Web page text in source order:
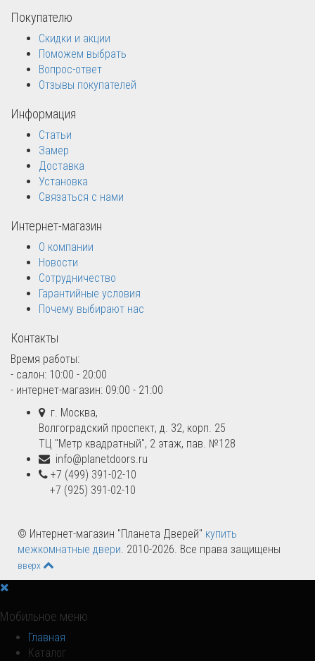
Покупателю
Скидки и акции
Поможем выбрать
Вопрос-ответ
Отзывы покупателей
Информация
Статьи
Замер
Доставка
Установка
Связаться с нами
Интернет-магазин
О компании
Новости
Сотрудничество
Гарантийные условия
Почему выбирают нас
Контакты
Время работы:
- салон: 10:00 - 20:00
- интернет-магазин: 09:00 - 21:00
г. Москва,
Волгоградский проспект, д. 32, корп. 25
ТЦ "Метр квадратный", 2 этаж, пав. №128
info@planetdoors.ru
+7 (499) 391-02-10
+7 (925) 391-02-10
© Интернет-магазин "Планета Дверей" купить
межкомнатные двери. 2010-2026. Все права защищены
вверх
Мобильное меню
Главная
Каталог